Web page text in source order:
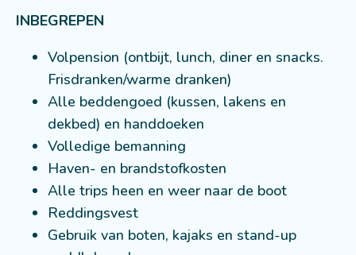
INBEGREPEN
Volpension (ontbijt, lunch, diner en snacks.
Frisdranken/warme dranken)
Alle beddengoed (kussen, lakens en
dekbed) en handdoeken
Volledige bemanning
Haven- en brandstofkosten
Alle trips heen en weer naar de boot
Reddingsvest
Gebruik van boten, kajaks en stand-up